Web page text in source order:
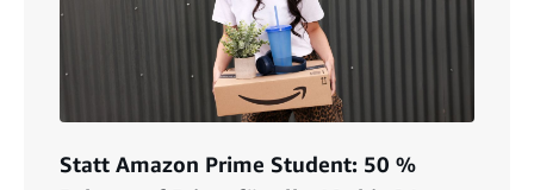
Statt Amazon Prime Student: 50 %